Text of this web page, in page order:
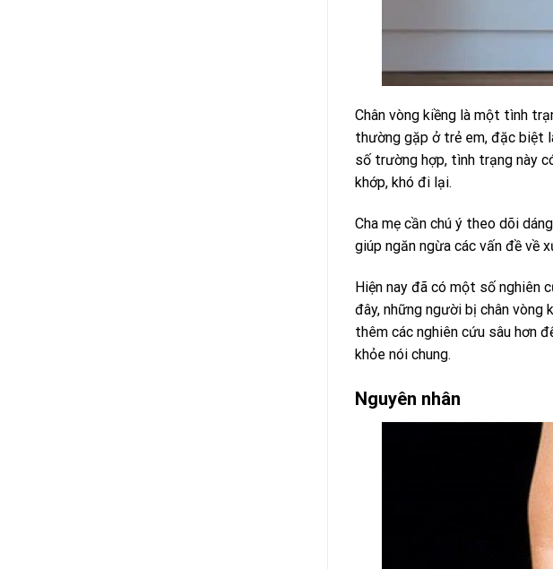
Chân vòng kiềng là một tình
thường gặp ở trẻ em, đặc biệt
số trường hợp, tình trạng này
khớp, khó đi lại.
Cha mẹ cần chú ý theo dõi
giúp ngăn ngừa các vấn đề về
Hiện nay đã có một số nghiên
đây, những người bị chân vòng
thêm các nghiên cứu sâu hơn
khỏe nói chung.
Nguyên nhân